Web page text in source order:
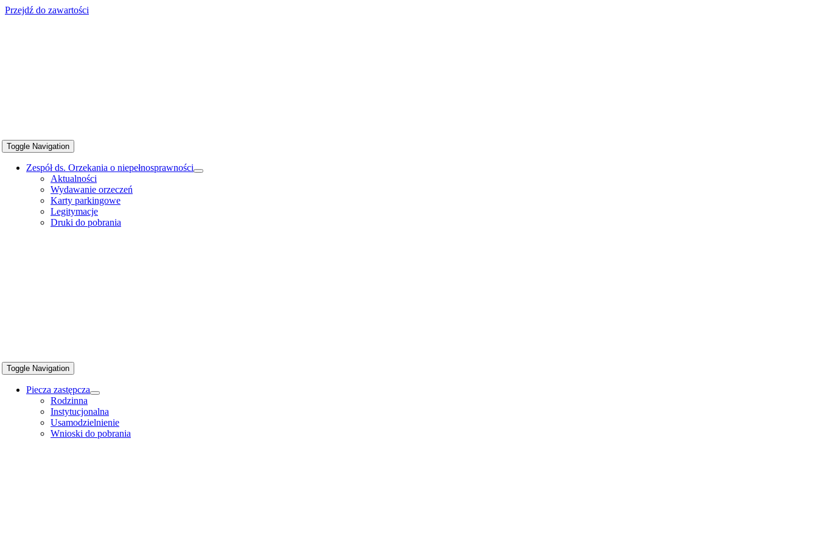
Przejdź do zawartości
Toggle Navigation
Zespół ds. Orzekania o niepełnosprawności
Aktualności
Wydawanie orzeczeń
Karty parkingowe
Legitymacje
Druki do pobrania
Toggle Navigation
Piecza zastępcza
Rodzinna
Instytucjonalna
Usamodzielnienie
Wnioski do pobrania